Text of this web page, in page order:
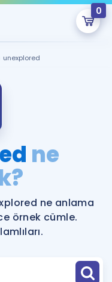
0
onlarca eğitim seni
Gramer
unexplored
ne
ne anlama
örnek cümle.